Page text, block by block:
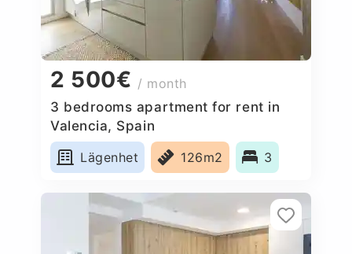
2 500€ / month
3 bedrooms apartment for rent in
Valencia, Spain
Lägenhet
126m2 3